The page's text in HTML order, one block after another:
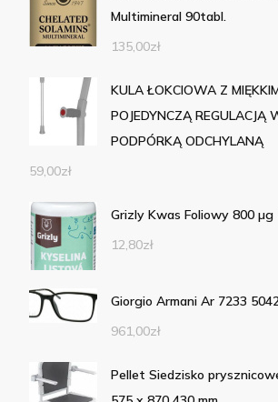
Multimineral 90tabl.
135,00zł
KULA ŁOKCIOWA Z
POJEDYNCZĄ REGULACJĄ
PODPÓRKĄ ODCHYLANĄ
59,00zł
Grizly Kwas Foliowy 800 µg
12,80zł
Giorgio Armani Ar 7233 5042
961,00zł
Pellet Siedzisko